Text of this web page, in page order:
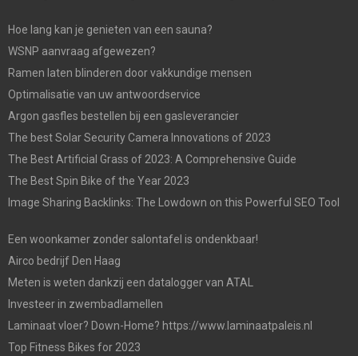
Hoe lang kan je genieten van een sauna?
WSNP aanvraag afgewezen?
Ramen laten blinderen door vakkundige mensen
Optimalisatie van uw antwoordservice
Argon gasfles bestellen bij een gasleverancier
The best Solar Security Camera Innovations of 2023
The Best Artificial Grass of 2023: A Comprehensive Guide
The Best Spin Bike of the Year 2023
Image Sharing Backlinks: The Lowdown on this Powerful SEO Tool
Een woonkamer zonder salontafel is ondenkbaar!
Airco bedrijf Den Haag
Meten is weten dankzij een datalogger van ATAL
Investeer in zwembadlamellen
Laminaat vloer? Down-Home? https://www.laminaatpaleis.nl
Top Fitness Bikes for 2023